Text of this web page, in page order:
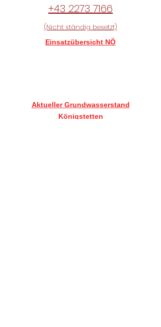
+43 2273 7166
(Nicht ständig besetzt)
Einsatzübersicht NÖ
Aktueller Grundwasserstand
Königstetten